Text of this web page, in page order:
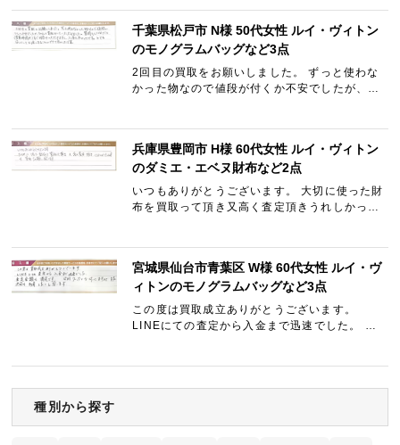
千葉県松戸市 N様 50代女性 ルイ・ヴィトン
のモノグラムバッグなど3点
2回目の買取をお願いしました。 ずっと使わな
かった物なので値段が付くか不安でしたが、ち
兵庫県豊岡市 H様 60代女性 ルイ・ヴィトン
のダミエ・エベヌ財布など2点
いつもありがとうございます。 大切に使った財
布を買取って頂き又高く査定頂きうれしかった
宮城県仙台市青葉区 W様 60代女性 ルイ・ヴ
ィトンのモノグラムバッグなど3点
この度は買取成立ありがとうございます。
LINEにての査定から入金まで迅速でした。 査
種別から探す